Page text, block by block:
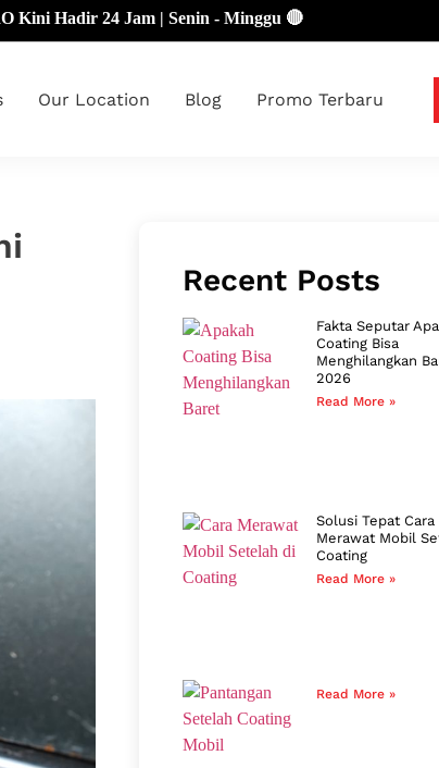
24 Jam | Senin - Minggu 🔴
Our Location Blog Promo Terbaru
Recent Posts
Fakta Seputar
Coating Bisa
Menghilangkan
2026
Read More »
Solusi Tepat Cara
Merawat Mobil
Coating
Read More »
Read More »